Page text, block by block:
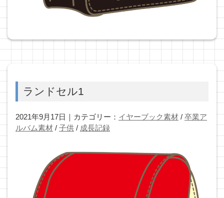
ランドセル1
2021年9月17日｜カテゴリー： イヤーブック素材 / 卒業ア
ルバム素材 / 子供 / 成長記録